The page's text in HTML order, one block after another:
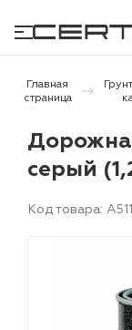
покрытия
и дачи
Главная
страница
серый
Код товара: